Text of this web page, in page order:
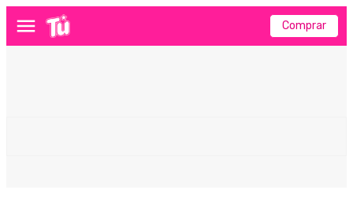
Menú Comprar